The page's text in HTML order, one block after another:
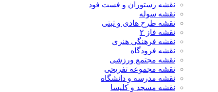
نقشه رستوران و فست فود
نقشه سوله
نقشه طرح هادی و ثبتی
نقشه فاز ۲
نقشه فرهنگی هنری
نقشه فرودگاه
نقشه مجتمع ورزشی
نقشه مجموعه تفریحی
نقشه مدرسه و دانشگاه
نقشه مسجد و کلیسا